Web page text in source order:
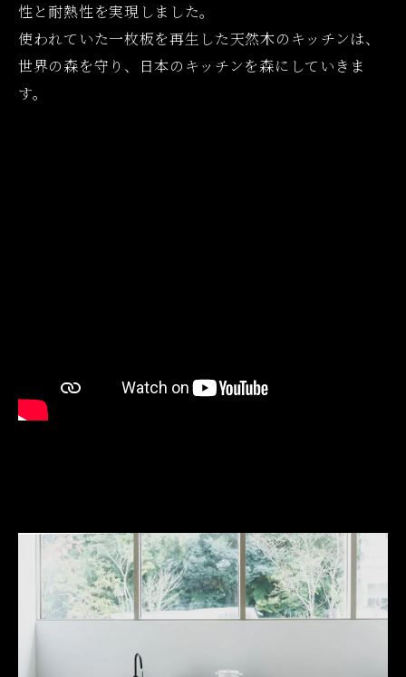
性と耐熱性を実現しました。
使われていた一枚板を再生した天然木のキッチンは、
世界の森を守り、日本のキッチンを森にしていきま
す。